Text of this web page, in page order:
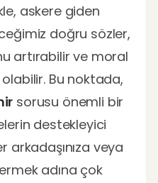
askere giden
doğru sözler,
artırabilir ve moral
olabilir. Bu noktada,
sorusu önemli bir
destekleyici
arkadaşınıza veya
adına çok